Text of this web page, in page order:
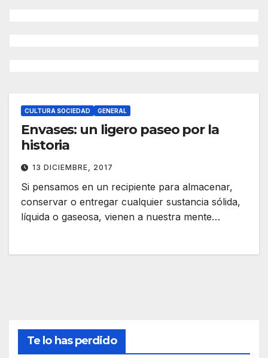
CULTURA SOCIEDAD GENERAL
Envases: un ligero paseo por la
historia
13 DICIEMBRE, 2017
Si pensamos en un recipiente para almacenar,
conservar o entregar cualquier sustancia sólida,
líquida o gaseosa, vienen a nuestra mente…
Te lo has perdido